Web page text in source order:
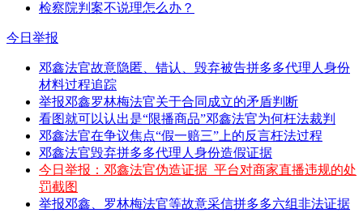
检察院判案不说理怎么办？
今日举报
邓鑫法官故意隐匿、错认、毁弃被告拼多多代理人身份
材料过程追踪
举报邓鑫罗林梅法官关于合同成立的矛盾判断
看图就可以认出是“限播商品”邓鑫法官为何枉法裁判
邓鑫法官在争议焦点“假一赔三”上的反言枉法过程
邓鑫法官毁弃拼多多代理人身份造假证据
今日举报：邓鑫法官伪造证据_平台对商家直播违规的处
罚截图
举报邓鑫、罗林梅法官等故意采信拼多多六组非法证据